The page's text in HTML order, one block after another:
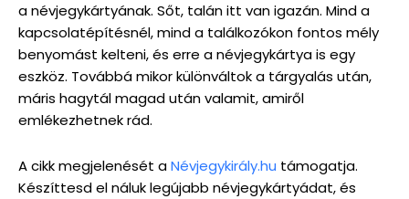
a névjegykártyának. Sőt, talán itt van igazán. Mind a
kapcsolatépítésnél, mind a találkozókon fontos mély
benyomást kelteni, és erre a névjegykártya is egy
eszköz. Továbbá mikor különváltok a tárgyalás után,
máris hagytál magad után valamit, amiről
emlékezhetnek rád.
A cikk megjelenését aNévjegykirály.hu támogatja.
Készíttesd el náluk legújabb névjegykártyádat, és